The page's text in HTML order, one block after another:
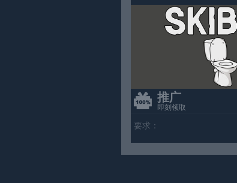
推广
即刻领取
要求：